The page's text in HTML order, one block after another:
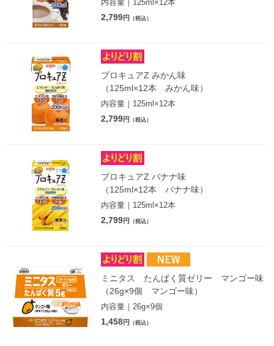
内容量｜125ml×12本
2,799円 （税込）
プロキュアZ みかん味
（125ml×12本 みかん味）
内容量｜125ml×12本
2,799円 （税込）
プロキュアZ バナナ味
（125ml×12本 バナナ味）
内容量｜125ml×12本
2,799円 （税込）
ミニタス たんぱく質ゼリー マンゴー味
（26g×9個 マンゴー味）
内容量｜26g×9個
1,458円 （税込）